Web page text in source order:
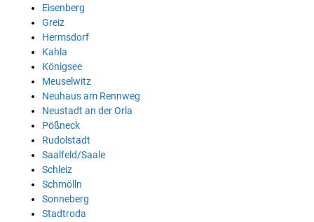
Eisenberg
Greiz
Hermsdorf
Kahla
Königsee
Meuselwitz
Neuhaus am Rennweg
Neustadt an der Orla
Pößneck
Rudolstadt
Saalfeld/Saale
Schleiz
Schmölln
Sonneberg
Stadtroda